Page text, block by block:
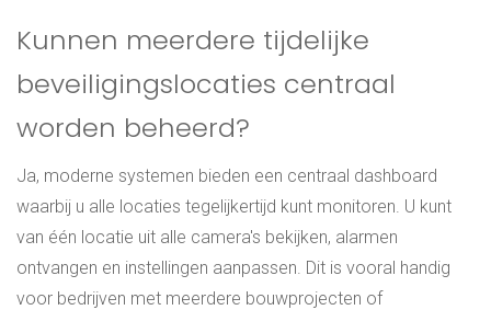
Kunnen meerdere tijdelijke
beveiligingslocaties centraal
worden beheerd?
Ja, moderne systemen bieden een centraal dashboard
waarbij u alle locaties tegelijkertijd kunt monitoren. U kunt
van één locatie uit alle camera's bekijken, alarmen
ontvangen en instellingen aanpassen. Dit is vooral handig
voor bedrijven met meerdere bouwprojecten of